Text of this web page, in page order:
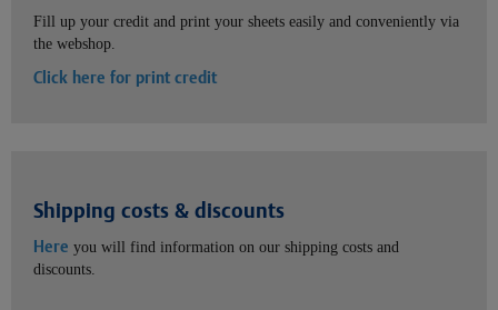
Fill up your credit and print your sheets easily and conveniently via
the webshop.
Click here for print credit
Shipping costs & discounts
Here you will find information on our shipping costs and
discounts.